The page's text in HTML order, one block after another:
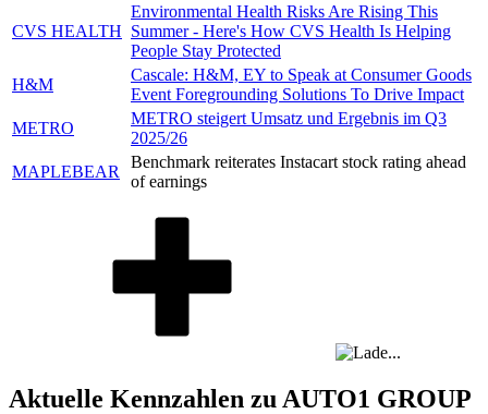
CVS HEALTH
Environmental Health Risks Are Rising This
Summer - Here's How CVS Health Is Helping
People Stay Protected
H&M
Cascale: H&M, EY to Speak at Consumer Goods
Event Foregrounding Solutions To Drive Impact
METRO
METRO steigert Umsatz und Ergebnis im Q3
2025/26
MAPLEBEAR
Benchmark reiterates Instacart stock rating ahead
of earnings
Aktuelle Kennzahlen zu AUTO1 GROUP